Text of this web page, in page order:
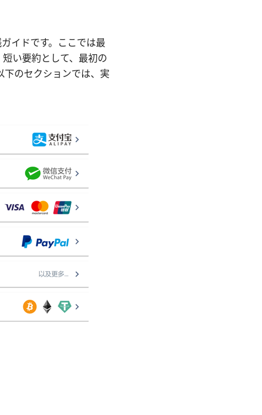
イドです。ここでは最
い要約として、最初の
下のセクションでは、実